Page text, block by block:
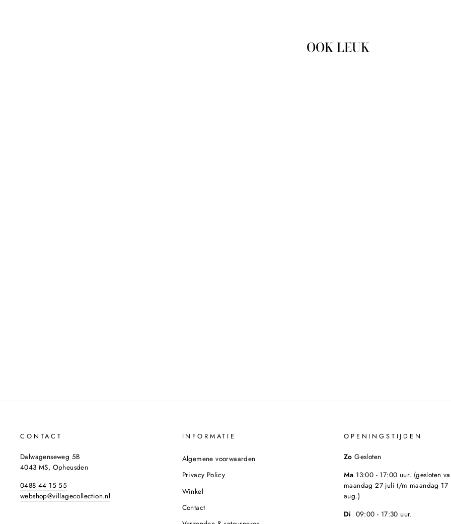
OOK LEUK
CONTACT
Dalwagenseweg 5B
4043 MS, Opheusden
0488 44 15 55
webshop@villagecollection.nl
INFORMATIE
Algemene voorwaarden
Privacy Policy
Winkel
Contact
OPENINGSTIJDEN
Zo Gesloten
Ma 13:00 - 17:00 uur. (gesloten
maandag 27 juli t/m maandag 17
aug.)
Di 09:00 - 17:30 uur.